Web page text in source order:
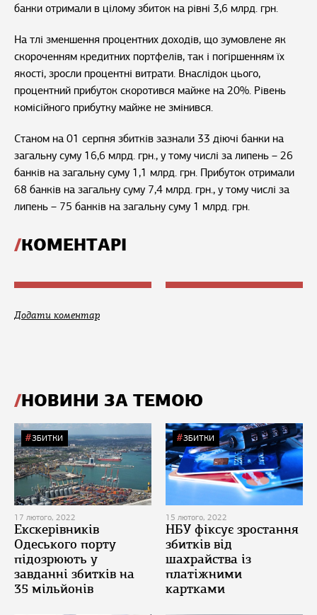
банки отримали в цілому збиток на рівні 3,6 млрд. грн.
На тлі зменшення процентних доходів, що зумовлене як
скороченням кредитних портфелів, так і погіршенням їх
якості, зросли процентні витрати. Внаслідок цього,
процентний прибуток скоротився майже на 20%. Рівень
комісійного прибутку майже не змінився.
Станом на 01 серпня збитків зазнали 33 діючі банки на
загальну суму 16,6 млрд. грн., у тому числі за липень – 26
банків на загальну суму 1,1 млрд. грн. Прибуток отримали
68 банків на загальну суму 7,4 млрд. грн., у тому числі за
липень – 75 банків на загальну суму 1 млрд. грн.
КОМЕНТАРІ
Додати коментар
НОВИНИ ЗА ТЕМОЮ
ЗБИТКИ
17 лютого, 2022
Екскерівників
Одеського порту
підозрюють у
завданні збитків на
35 мільйонів
ЗБИТКИ
15 лютого, 2022
НБУ фіксує зростання
збитків від
шахрайства із
платіжними
картками